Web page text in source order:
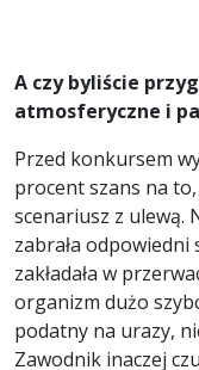
A czy byliście
atmosferyczne i
Przed konkursem
procent szans na to,
scenariusz z ulewą.
zabrała
zakładała w
organizm dużo
podatny na urazy,
Zawodnik inaczej